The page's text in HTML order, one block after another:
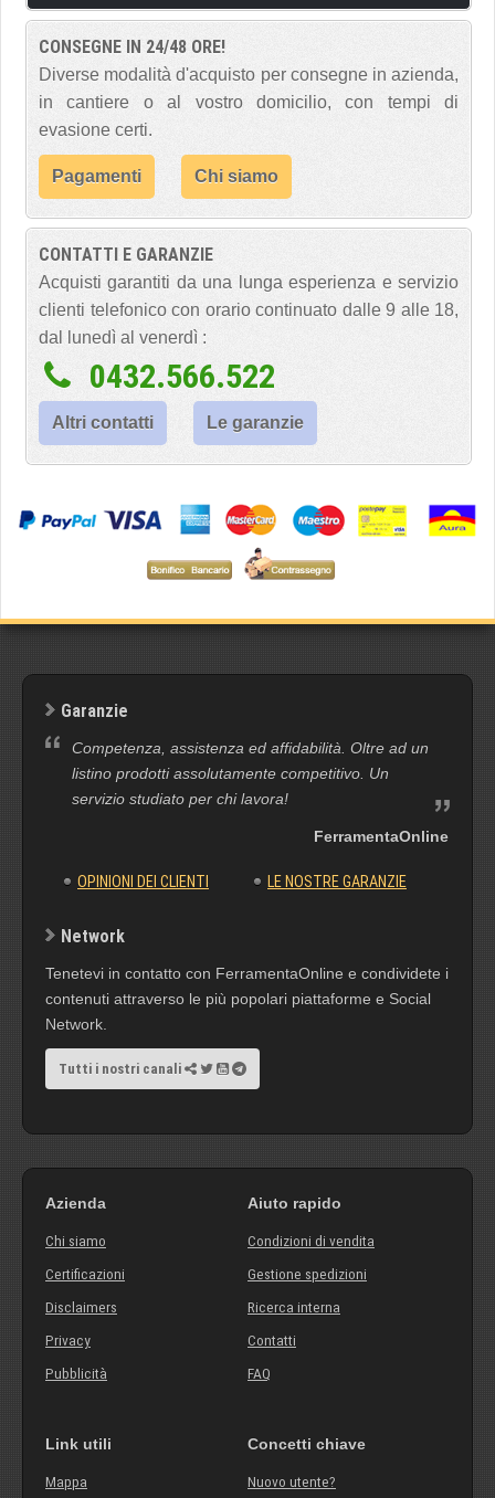
CONSEGNE IN 24/48 ORE!
Diverse modalità d'acquisto per consegne in azienda,
in cantiere o al vostro domicilio, con tempi di
evasione certi.
Pagamenti Chi siamo
CONTATTI E GARANZIE
Acquisti garantiti da una lunga esperienza e servizio
clienti telefonico con orario continuato dalle 9 alle 18,
dal lunedì al venerdì :
0432.566.522
Altri contatti Le garanzie
Garanzie
Competenza, assistenza ed affidabilità. Oltre ad un
listino prodotti assolutamente competitivo. Un
servizio studiato per chi lavora!
FerramentaOnline
OPINIONI DEI CLIENTI LE NOSTRE GARANZIE
Network
Tenetevi in contatto con FerramentaOnline e condividete i
contenuti attraverso le più popolari piattaforme e Social
Network.
Tutti i nostri canali
Azienda
Chi siamo
Certificazioni
Disclaimers
Privacy
Pubblicità
Aiuto rapido
Condizioni di vendita
Gestione spedizioni
Ricerca interna
Contatti
FAQ
Link utili
Mappa
Concetti chiave
Nuovo utente?